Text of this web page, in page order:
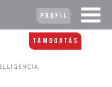
Profil
Támogatás